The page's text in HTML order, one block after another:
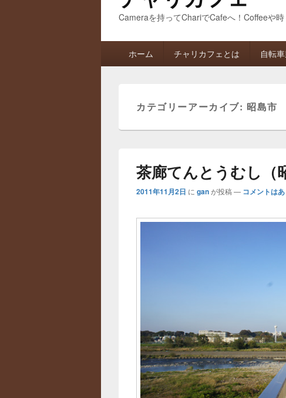
Cameraを持ってChariでCafeへ！Coffeeや
ホーム チャリカフェとは 自転
カテゴリーアーカイブ: 昭島市
茶廊てんとうむし（
2011年11月2日 に ganが投稿 — コメントは